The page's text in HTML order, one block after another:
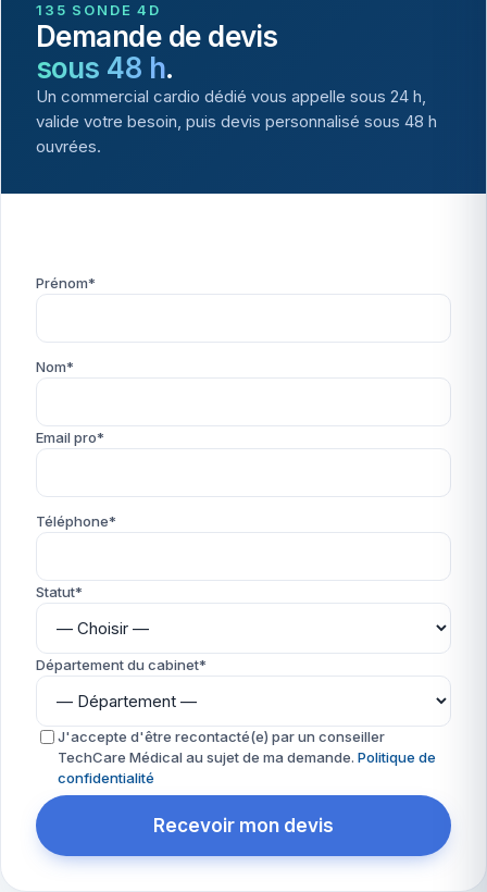
135 SONDE 4D
Demande de devis
sous 48 h.
Un commercial cardio dédié vous appelle sous 24 h,
valide votre besoin, puis devis personnalisé sous 48 h
ouvrées.
Prénom*
Nom*
Email pro*
Téléphone*
Statut*
Département du cabinet*
J'accepte d'être recontacté(e) par un conseiller
TechCare Médical au sujet de ma demande. Politique de
confidentialité
Recevoir mon devis